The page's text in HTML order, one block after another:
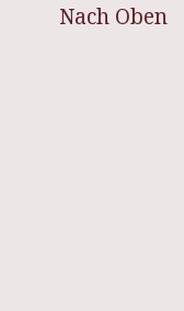
Nach Oben